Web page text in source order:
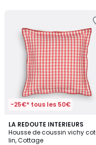
-25€* tous les 50€
LA REDOUTE INTERIEURS
Housse de coussin vichy
lin, Cottage
4,4
/ 5